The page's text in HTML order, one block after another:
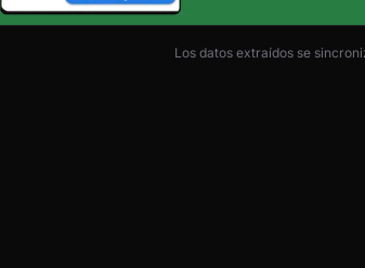
Los datos extraídos se